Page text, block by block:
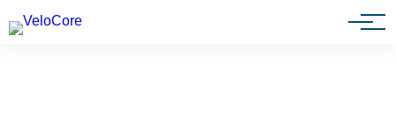
Agenturen & Webdesigner